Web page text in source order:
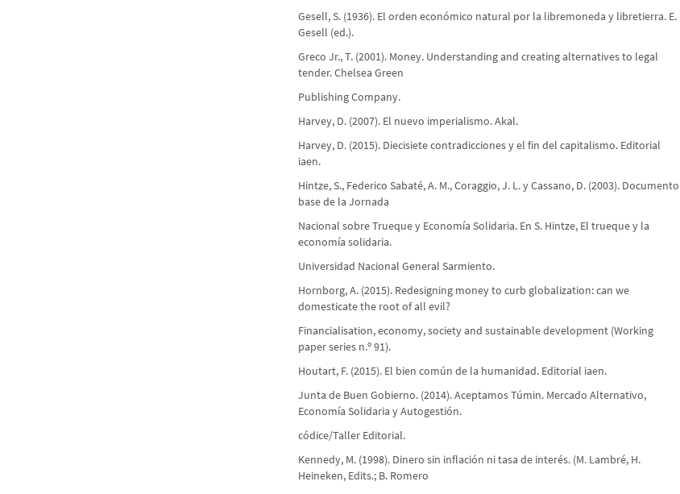
Gesell, S. (1936). El orden económico natural por la libremoneda y libretierra. E.
Gesell (ed.).
Greco Jr., T. (2001). Money. Understanding and creating alternatives to legal
tender. Chelsea Green
Publishing Company.
Harvey, D. (2007). El nuevo imperialismo. Akal.
Harvey, D. (2015). Diecisiete contradicciones y el fin del capitalismo. Editorial
iaen.
Hintze, S., Federico Sabaté, A. M., Coraggio, J. L. y Cassano, D. (2003). Documento
base de la Jornada
Nacional sobre Trueque y Economía Solidaria. En S. Hintze, El trueque y la
economía solidaria.
Universidad Nacional General Sarmiento.
Hornborg, A. (2015). Redesigning money to curb globalization: can we
domesticate the root of all evil?
Financialisation, economy, society and sustainable development (Working
paper series n.º 91).
Houtart, F. (2015). El bien común de la humanidad. Editorial iaen.
Junta de Buen Gobierno. (2014). Aceptamos Túmin. Mercado Alternativo,
Economía Solidaria y Autogestión.
códice/Taller Editorial.
Kennedy, M. (1998). Dinero sin inflación ni tasa de interés. (M. Lambré, H.
Heineken, Edits.; B. Romero